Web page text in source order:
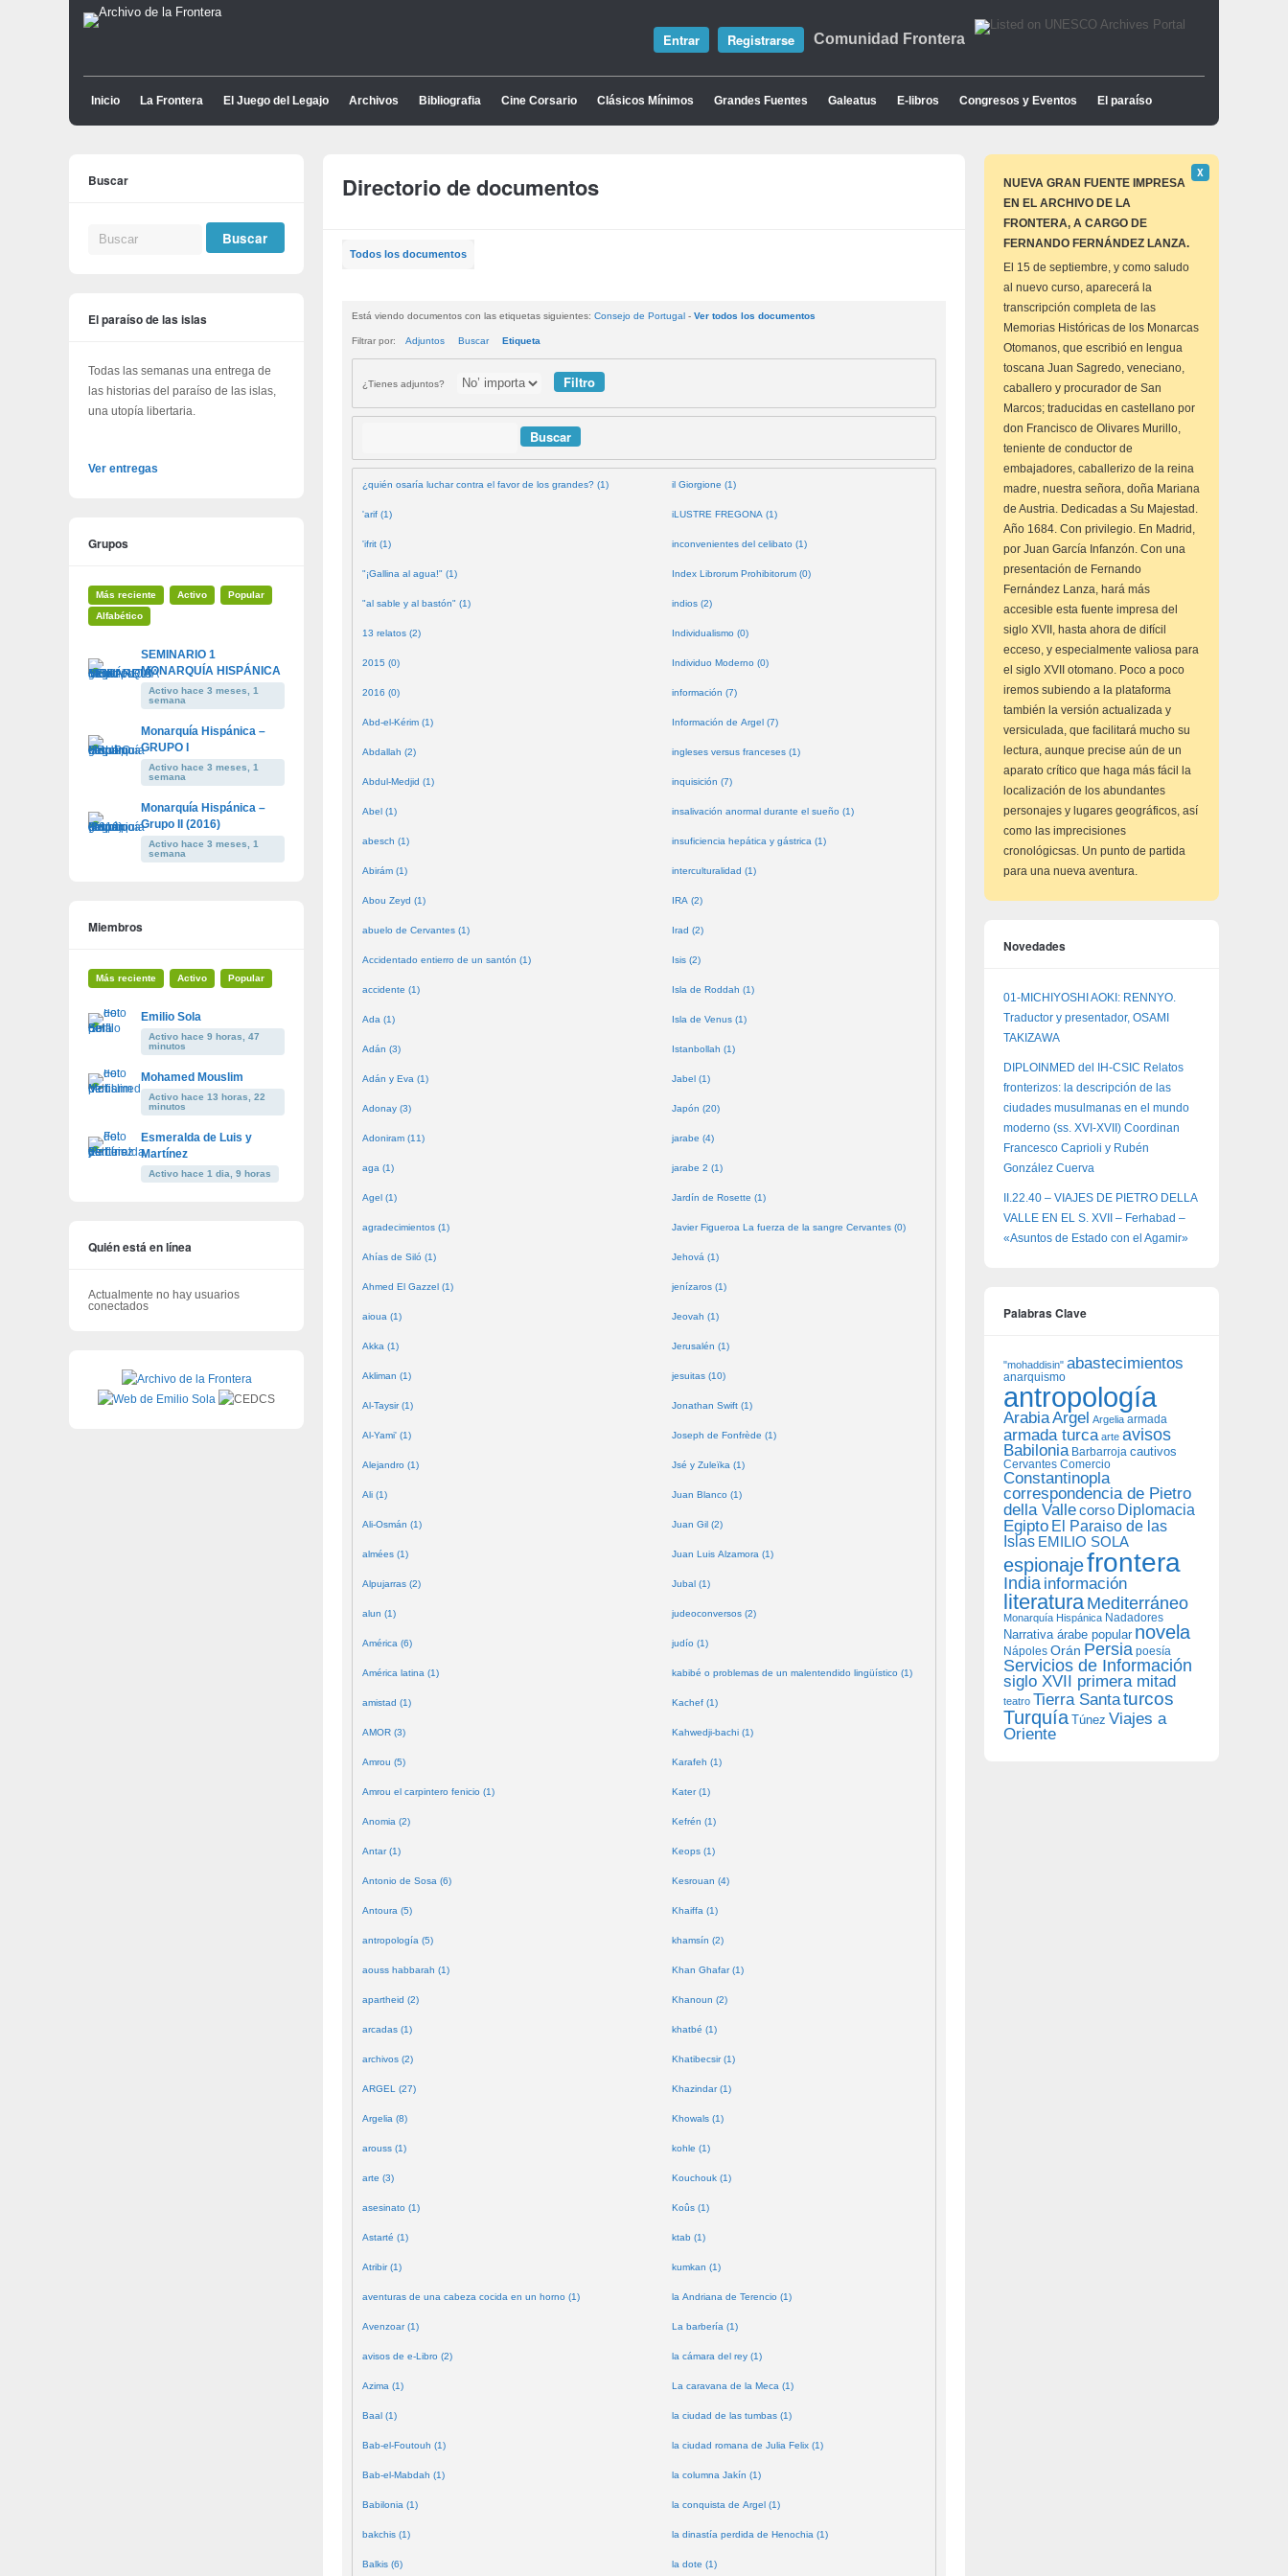
Comunidad Frontera
Entrar Registrarse
Inicio La Frontera El Juego del Legajo Archivos Bibliografia Cine Corsario Clásicos Mínimos Grandes Fuentes Galeatus E-libros Congresos y Eventos El paraíso
Directorio de documentos
Todos los documentos
Está viendo documentos con las etiquetas siguientes: Consejo de Portugal - Ver todos los documentos
Filtrar por: Adjuntos Buscar Etiqueta
¿Tienes adjuntos?
¿quién osaría luchar contra el favor de los grandes? (1)
'arif (1)
'ifrit (1)
"¡Gallina al agua!" (1)
"al sable y al bastón" (1)
13 relatos (2)
2015 (0)
2016 (0)
Abd-el-Kérim (1)
Abdallah (2)
Abdul-Medjid (1)
Abel (1)
abesch (1)
Abirám (1)
Abou Zeyd (1)
abuelo de Cervantes (1)
Accidentado entierro de un santón (1)
accidente (1)
Ada (1)
Adán (3)
Adán y Eva (1)
Adonay (3)
Adoniram (11)
aga (1)
Agel (1)
agradecimientos (1)
Ahías de Siló (1)
Ahmed El Gazzel (1)
aioua (1)
Akka (1)
Akliman (1)
Al-Taysir (1)
Al-Yami' (1)
Alejandro (1)
Ali (1)
Ali-Osmán (1)
almées (1)
Alpujarras (2)
alun (1)
América (6)
América latina (1)
amistad (1)
AMOR (3)
Amrou (5)
Amrou el carpintero fenicio (1)
Anomia (2)
Antar (1)
Antonio de Sosa (6)
Antoura (5)
antropología (5)
aouss habbarah (1)
apartheid (2)
arcadas (1)
archivos (2)
ARGEL (27)
Argelia (8)
arouss (1)
arte (3)
asesinato (1)
Astarté (1)
Atribir (1)
aventuras de una cabeza cocida en un horno (1)
Avenzoar (1)
avisos de e-Libro (2)
Azima (1)
Baal (1)
Bab-el-Foutouh (1)
Bab-el-Mabdah (1)
Babilonia (1)
bakchis (1)
Balkis (6)
il Giorgione (1)
iLUSTRE FREGONA (1)
inconvenientes del celibato (1)
Index Librorum Prohibitorum (0)
indios (2)
Individualismo (0)
Individuo Moderno (0)
información (7)
Información de Argel (7)
ingleses versus franceses (1)
inquisición (7)
insalivación anormal durante el sueño (1)
insuficiencia hepática y gástrica (1)
interculturalidad (1)
IRA (2)
Irad (2)
Isis (2)
Isla de Roddah (1)
Isla de Venus (1)
Istanbollah (1)
Jabel (1)
Japón (20)
jarabe (4)
jarabe 2 (1)
Jardín de Rosette (1)
Javier Figueroa La fuerza de la sangre Cervantes (0)
Jehová (1)
jenízaros (1)
Jeovah (1)
Jerusalén (1)
jesuitas (10)
Jonathan Swift (1)
Joseph de Fonfrède (1)
Jsé y Zuleïka (1)
Juan Blanco (1)
Juan Gil (2)
Juan Luis Alzamora (1)
Jubal (1)
judeoconversos (2)
judío (1)
kabibé o problemas de un malentendido lingüístico (1)
Kachef (1)
Kahwedji-bachi (1)
Karafeh (1)
Kater (1)
Kefrén (1)
Keops (1)
Kesrouan (4)
Khaiffa (1)
khamsín (2)
Khan Ghafar (1)
Khanoun (2)
khatbé (1)
Khatibecsir (1)
Khazindar (1)
Khowals (1)
kohle (1)
Kouchouk (1)
Koûs (1)
ktab (1)
kumkan (1)
la Andriana de Terencio (1)
La barbería (1)
la cámara del rey (1)
La caravana de la Meca (1)
la ciudad de las tumbas (1)
la ciudad romana de Julia Felix (1)
la columna Jakín (1)
la conquista de Argel (1)
la dinastía perdida de Henochia (1)
la dote (1)
Buscar
El paraíso de las islas
Todas las semanas una entrega de
las historias del paraíso de las islas,
una utopía libertaria.
Ver entregas
Grupos
Más reciente Activo
Popular
Alfabético
SEMINARIO 1
MONARQUÍA HISPÁNICA
Activo hace 3 meses, 1
semana
Monarquía Hispánica –
GRUPO I
Activo hace 3 meses, 1
semana
Monarquía Hispánica –
Grupo II (2016)
Activo hace 3 meses, 1
semana
Miembros
Más reciente Activo Popular
Emilio Sola
Activo hace 9 horas, 47
minutos
Mohamed Mouslim
Activo hace 13 horas, 22
minutos
Esmeralda de Luis y
Martínez
Activo hace 1 dia, 9 horas
Quién está en línea
Actualmente no hay usuarios
conectados
NUEVA GRAN FUENTE IMPRESA
EN EL ARCHIVO DE LA
FRONTERA, A CARGO DE
FERNANDO FERNÁNDEZ LANZA.
Descartar
este
Χ
El 15 de septiembre, y como saludo
al nuevo curso, aparecerá la
transcripción completa de las
Memorias Históricas de los Monarcas
Otomanos, que escribió en lengua
toscana Juan Sagredo, veneciano,
caballero y procurador de San
Marcos; traducidas en castellano por
don Francisco de Olivares Murillo,
teniente de conductor de
embajadores, caballerizo de la reina
madre, nuestra señora, doña Mariana
de Austria. Dedicadas a Su Majestad.
Año 1684. Con privilegio. En Madrid,
por Juan García Infanzón. Con una
presentación de Fernando
Fernández Lanza, hará más
accesible esta fuente impresa del
siglo XVII, hasta ahora de difícil
ecceso, y especialmente valiosa para
el siglo XVII otomano. Poco a poco
iremos subiendo a la plataforma
también la versión actualizada y
versiculada, que facilitará mucho su
lectura, aunque precise aún de un
aparato crítico que haga más fácil la
localización de los abundantes
personajes y lugares geográficos, así
como las imprecisiones
cronológicsas. Un punto de partida
para una nueva aventura.
Novedades
01-MICHIYOSHI AOKI: RENNYO.
Traductor y presentador, OSAMI
TAKIZAWA
DIPLOINMED del IH-CSIC Relatos
fronterizos: la descripción de las
ciudades musulmanas en el mundo
moderno (ss. XVI-XVII) Coordinan
Francesco Caprioli y Rubén
González Cuerva
II.22.40 – VIAJES DE PIETRO DELLA
VALLE EN EL S. XVII – Ferhabad –
«Asuntos de Estado con el Agamir»
Palabras Clave
"mohaddisin" abastecimientos
anarquismo
antropología
ArabiaArgel Argelia armada
armada turca arte avisos
Babilonia Barbarroja cautivos
Cervantes Comercio
Constantinopla
correspondencia de Pietro
della Vallecorso Diplomacia
Egipto El Paraiso de las
Islas EMILIO SOLA
espionajefrontera
India información
literatura Mediterráneo
Monarquía Hispánica Nadadores
Narrativa árabe popular novela
Nápoles Orán Persia poesía
Servicios de Información
siglo XVII primera mitad
teatro Tierra Santaturcos
Turquía Túnez Viajes a
Oriente